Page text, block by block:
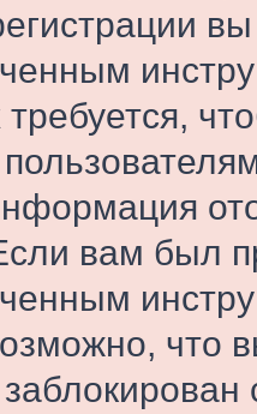
вам был
что